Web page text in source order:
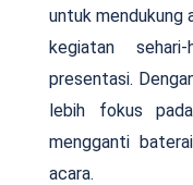
untuk mendukung
kegiatan
presentasi.
lebih fokus
mengganti
acara.